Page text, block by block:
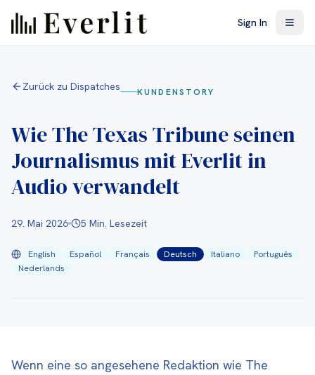
Sign In
Zurück zu Dispatches KUNDENSTORY
Wie The Texas Tribune seinen
Journalismus mit Everlit in
Audio verwandelt
29. Mai 2026 5 Min. Lesezeit
English Español Français Deutsch Italiano
Português
Nederlands
Wenn eine so angesehene Redaktion wie The